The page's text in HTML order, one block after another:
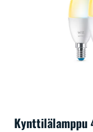
Kynttilälamppu